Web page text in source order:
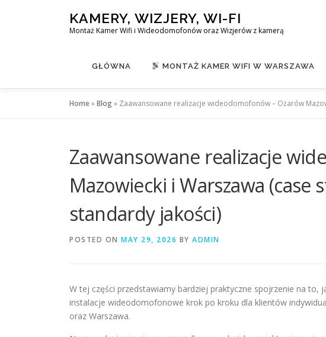
KAMERY, WIZJERY, WI-FI
Montaż Kamer Wifi i Wideodomofonów oraz Wizjerów z kamerą
GŁÓWNA MONTAŻ KAMER WIFI W WARSZAWA
Home»Blog» Zaawansowane realizacje wideodomofonów – Ożarów
Zaawansowane realizacje
Mazowiecki i Warszawa
standardy jakości)
POSTED ON MAY 29, 2026 BY ADMIN
W tej części przedstawiamy bardziej praktyczne spojrzenie na to,
instalacje wideodomofonowe krok po kroku dla klientów
oraz Warszawa.